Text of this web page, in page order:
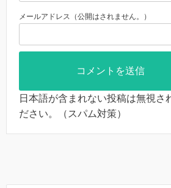
メールアドレス（公開はされません。）
日本語が含まれない投稿は無視さ
ださい。（スパム対策）